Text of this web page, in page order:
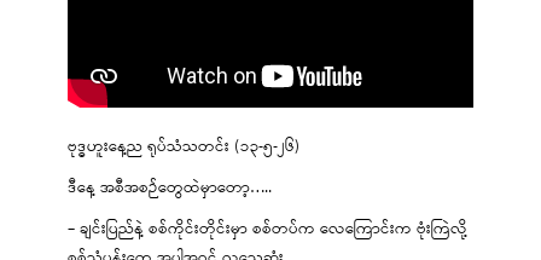
ဗုဒ္ဓဟူးနေ့ည ရုပ်သံသတင်း (၁၃-၅-၂၆)
ဒီနေ့ အစီအစဉ်တွေထဲမှာတော့…..
– ချင်းပြည်နဲ့ စစ်ကိုင်းတိုင်းမှာ စစ်တပ်က လေကြောင်းက ဗုံးကြဲလို့